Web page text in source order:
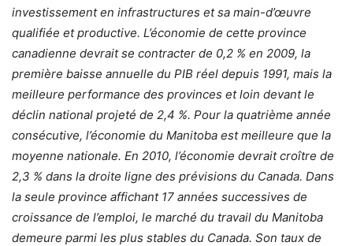
investissement en infrastructures et sa main-d’œuvre
qualifiée et productive. L’économie de cette province
canadienne devrait se contracter de 0,2 % en 2009, la
première baisse annuelle du PIB réel depuis 1991, mais la
meilleure performance des provinces et loin devant le
déclin national projeté de 2,4 %. Pour la quatrième année
consécutive, l’économie du Manitoba est meilleure que la
moyenne nationale. En 2010, l’économie devrait croître de
2,3 % dans la droite ligne des prévisions du Canada. Dans
la seule province affichant 17 années successives de
croissance de l’emploi, le marché du travail du Manitoba
demeure parmi les plus stables du Canada. Son taux de